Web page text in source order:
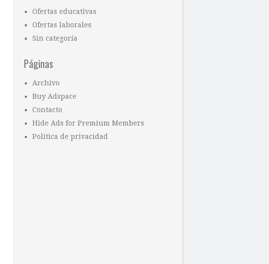
Ofertas educativas
Ofertas laborales
Sin categoría
Páginas
Archivo
Buy Adspace
Contacto
Hide Ads for Premium Members
Política de privacidad